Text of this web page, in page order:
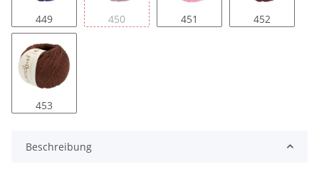
449 450 451 452
453
Beschreibung